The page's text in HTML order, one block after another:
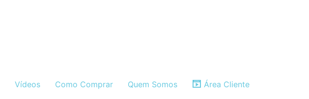
Vídeos Como Comprar Quem Somos Área Cliente